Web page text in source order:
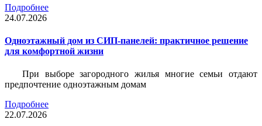
Подробнее
24.07.2026
Одноэтажный дом из СИП-панелей: практичное решение
для комфортной жизни
При выборе загородного жилья многие семьи отдают
предпочтение одноэтажным домам
Подробнее
22.07.2026